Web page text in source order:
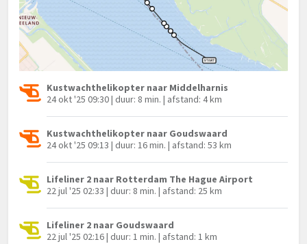
Kustwachthelikopter naar Middelharnis
24 okt '25 09:30 | duur: 8 min. | afstand: 4 km
Kustwachthelikopter naar Goudswaard
24 okt '25 09:13 | duur: 16 min. | afstand: 53 km
Lifeliner 2 naar Rotterdam The Hague Airport
22 jul '25 02:33 | duur: 8 min. | afstand: 25 km
Lifeliner 2 naar Goudswaard
22 jul '25 02:16 | duur: 1 min. | afstand: 1 km